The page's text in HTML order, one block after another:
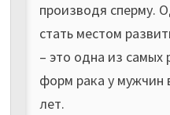
производя сперму.
стать местом
– это одна из самых
форм рака у мужчин
лет.